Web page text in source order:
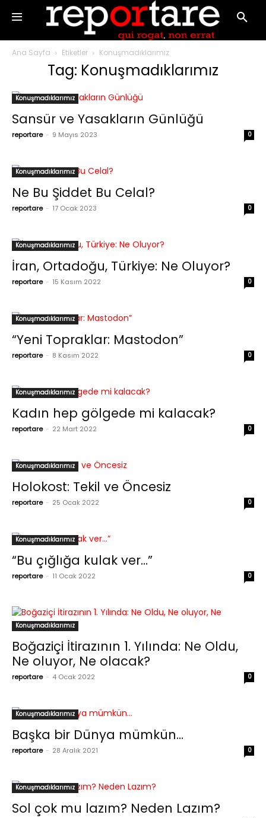
Ana Sayfa Etiketler Konuşmadıklarımız
Tag: Konuşmadıklarımız
Konuşmadıklarımız
Sansür ve Yasakların Günlüğü
reportare - 9 Mayıs 2023 0
Konuşmadıklarımız
Ne Bu Şiddet Bu Celal?
reportare - 17 Ocak 2023 0
Konuşmadıklarımız
İran, Ortadoğu, Türkiye: Ne Oluyor?
reportare - 15 Kasım 2022 0
Konuşmadıklarımız
“Yeni Topraklar: Mastodon”
reportare - 8 Kasım 2022 0
Konuşmadıklarımız
Kadın hep gölgede mi kalacak?
reportare - 22 Mart 2022 0
Konuşmadıklarımız
Holokost: Tekil ve Öncesiz
reportare - 25 Ocak 2022 0
Konuşmadıklarımız
“Bu çığlığa kulak ver…”
reportare - 11 Ocak 2022 0
Konuşmadıklarımız
Boğaziçi İtirazının 1. Yılında: Ne Oldu,
Ne oluyor, Ne olacak?
reportare - 4 Ocak 2022 0
Konuşmadıklarımız
Başka bir Dünya mümkün…
reportare - 28 Aralık 2021 0
Konuşmadıklarımız
Sol çok mu lazım? Neden Lazım?